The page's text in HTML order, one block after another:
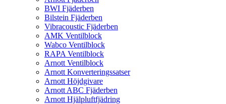
BWI Fjäderben
Bilstein Fjäderben
Vibracoustic Fjäderben
AMK Ventilblock
Wabco Ventilblock
RAPA Ventilblock
Arnott Ventilblock
Arnott Konverteringssatser
Arnott Höjdgivare
Arnott ABC Fjäderben
Arnott Hjälpluftfjädring